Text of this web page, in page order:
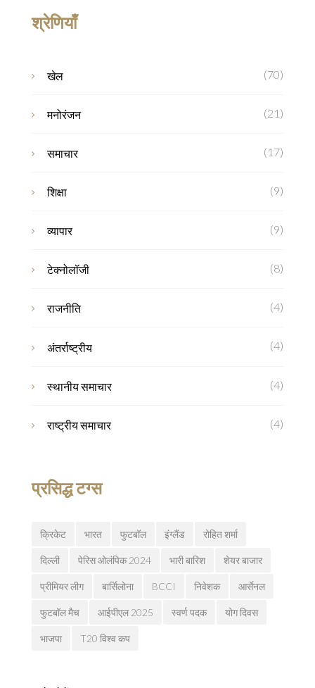
श्रेणियाँ
खेल (70)
मनोरंजन (21)
समाचार (17)
शिक्षा (9)
व्यापार (9)
टेक्नोलॉजी (8)
राजनीति (4)
अंतर्राष्ट्रीय (4)
स्थानीय समाचार (4)
राष्ट्रीय समाचार (4)
प्रसिद्ध टग्स
क्रिकेट भारत फुटबॉल इंग्लैंड रोहित शर्मा
दिल्ली पेरिस ओलंपिक 2024 भारी बारिश शेयर बाजार
प्रीमियर लीग बार्सिलोना BCCI निवेशक आर्सेनल
फुटबॉल मैच आईपीएल 2025 स्वर्ण पदक योग दिवस
भाजपा T20 विश्व कप